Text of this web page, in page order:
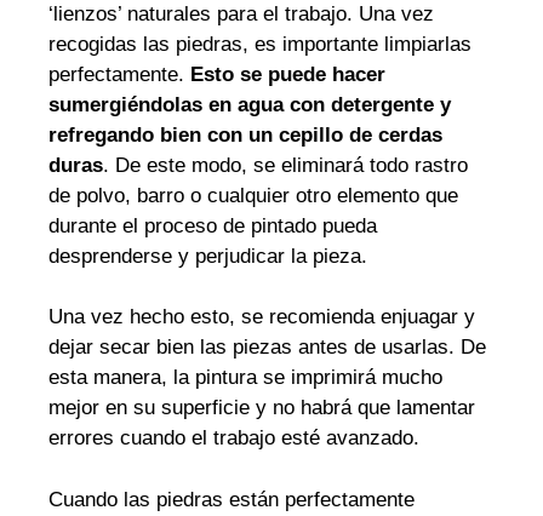
‘lienzos’ naturales para el trabajo. Una vez
recogidas las piedras, es importante limpiarlas
perfectamente. Esto se puede hacer
sumergiéndolas en agua con detergente y
refregando bien con un cepillo de cerdas
duras. De este modo, se eliminará todo rastro
de polvo, barro o cualquier otro elemento que
durante el proceso de pintado pueda
desprenderse y perjudicar la pieza.
Una vez hecho esto, se recomienda enjuagar y
dejar secar bien las piezas antes de usarlas. De
esta manera, la pintura se imprimirá mucho
mejor en su superficie y no habrá que lamentar
errores cuando el trabajo esté avanzado.
Cuando las piedras están perfectamente